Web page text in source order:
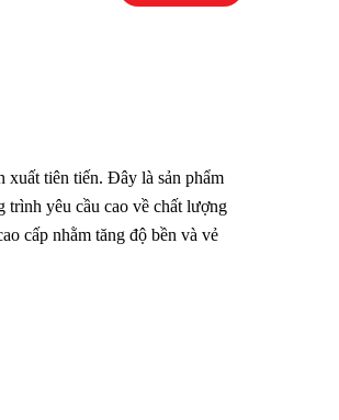
xuất tiên tiến. Đây là sản phẩm
trình yêu cầu cao về chất lượng
cấp nhằm tăng độ bền và vẻ